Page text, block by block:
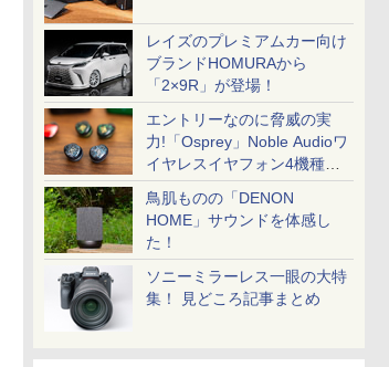
レイズのプレミアムカー向け
ブランドHOMURAから
「2×9R」が登場！
エントリーなのに脅威の実
力!「Osprey」Noble Audioワ
イヤレスイヤフォン4機種を
一気に聴く
鳥肌ものの「DENON
HOME」サウンドを体感し
た！
ソニーミラーレス一眼の大特
集！ 見どころ記事まとめ